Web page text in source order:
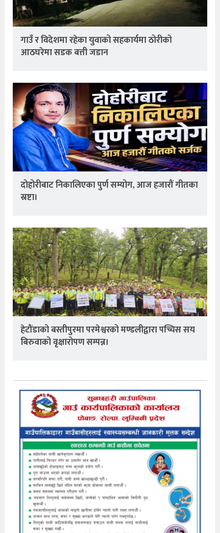
गाउँ र विदेशमा रहेका युवाको सहकार्यमा ठोरीको
आठघरेमा सडक बत्ती जडान
दोहोरीबाट निकालिएका पुर्ण सम्योग, आज हजारौं गीतका
स्रष्टा।
हेटौंडाको बस्तीपुरमा परमेश्वरको मण्डलीद्वारा पच्चिस सय
बिरुवाको वृक्षारोपण सम्पन्न।